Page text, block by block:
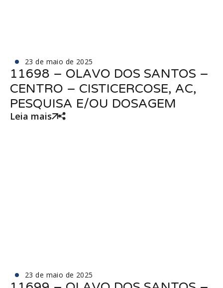
23 de maio de 2025
11698 – OLAVO DOS SANTOS –
CENTRO – CISTICERCOSE, AC,
PESQUISA E/OU DOSAGEM
Leia mais
23 de maio de 2025